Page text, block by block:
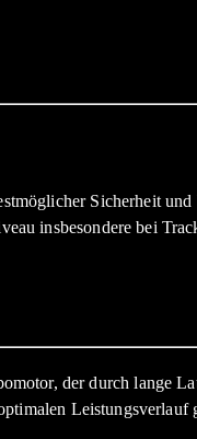
Sicherheit
insbesondere bei
der durch lange